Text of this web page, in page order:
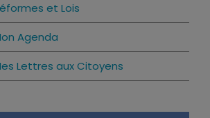
et Lois
Agenda
Lettres aux Citoyens